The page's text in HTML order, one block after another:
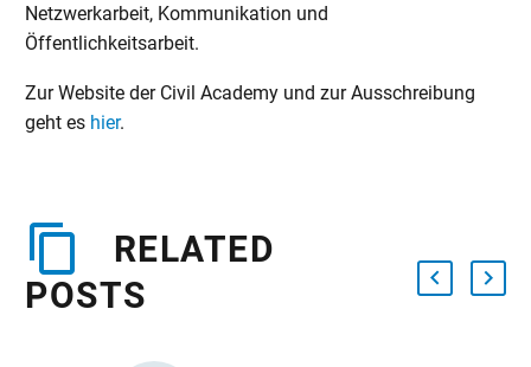
Netzwerkarbeit, Kommunikation und
Öffentlichkeitsarbeit.
Zur Website der Civil Academy und zur Ausschreibung
geht es hier.
RELATED
POSTS